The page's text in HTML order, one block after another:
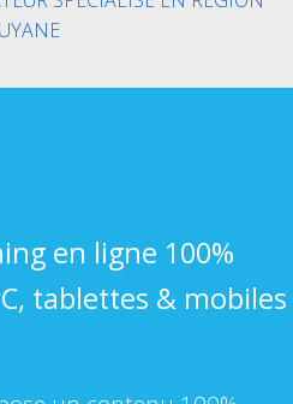
en ligne 100%
tablettes & mobiles